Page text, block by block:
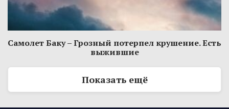
Самолет Баку – Грозный потерпел крушение. Есть
выжившие
Показать ещё